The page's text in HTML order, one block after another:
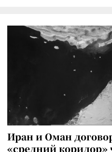
Иран и Оман
«средний коридор»